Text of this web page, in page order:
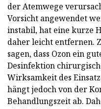
der Atemwege
Vorsicht angewendet
instabil, hat eine kurze
daher leicht entfernen.
sagen, dass Ozon ein
Desinfektion
Wirksamkeit des
hängt jedoch von der
Behandlungszeit ab.